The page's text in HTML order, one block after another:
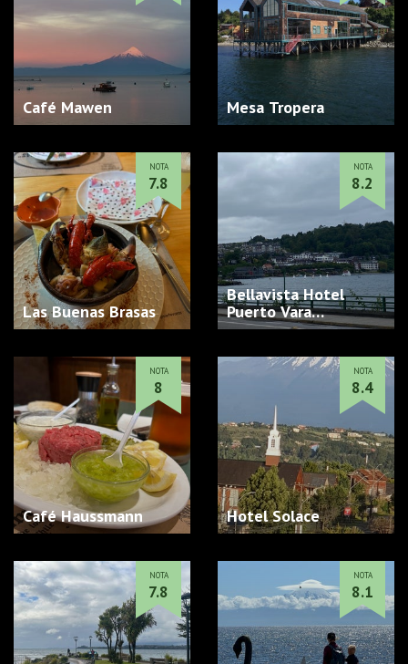
Café Mawen Mesa Tropera
Las Buenas Brasas
NOTA
7.8
Bellavista Hotel
Puerto Vara…
NOTA
8.2
Café Haussmann
NOTA
8
Hotel Solace
NOTA
8.4
NOTA
7.8
NOTA
8.1